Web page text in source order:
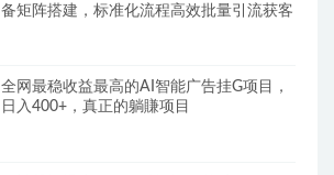
备矩阵搭建，标准化流程高效批量引流获客
全网最稳收益最高的AI智能广告挂G项目，
日入400+，真正的躺賺项目